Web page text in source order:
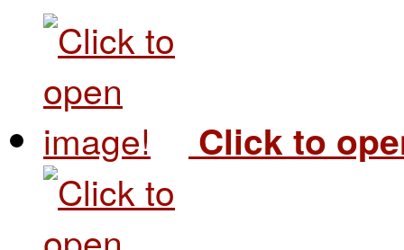
Click to